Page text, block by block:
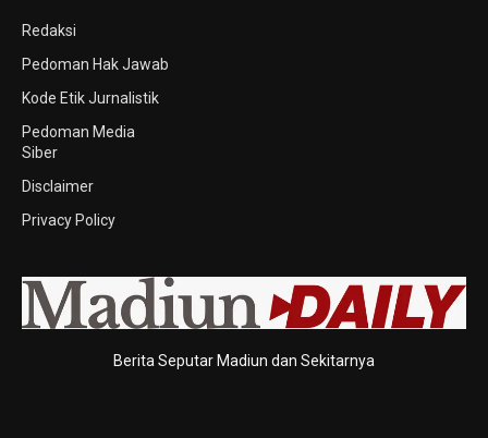
Redaksi
Pedoman Hak Jawab
Kode Etik Jurnalistik
Pedoman Media
Siber
Disclaimer
Privacy Policy
Berita Seputar Madiun dan Sekitarnya